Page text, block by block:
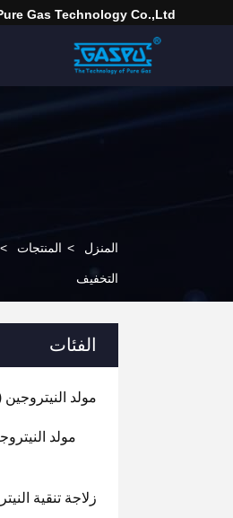
Gas Technology Co.,Ltd
المنزل > المنتجات >
التخفيف
الفئات
مولد النيتروجين PSA
مولد
زلاجة تنقية